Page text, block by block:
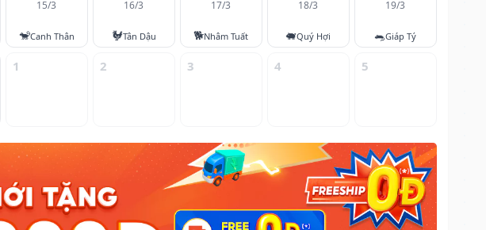
15/3
🐒Canh Thân
16/3
🐓Tân Dậu
17/3
🐕Nhâm Tuất
18/3
🐖Quý Hợi
19/3
🐀Giáp Tý
1 2 3 4 5